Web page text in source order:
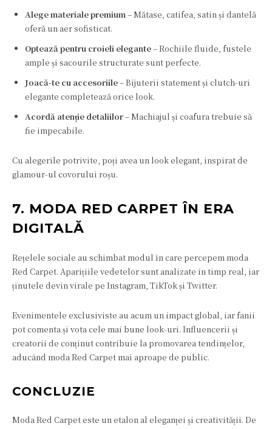
Alege materiale premium– Mătase, catifea, satin și dantelă
oferă un aer sofisticat.
Optează pentru croieli elegante– Rochiile fluide, fustele
ample și sacourile structurate sunt perfecte.
Joacă-te cu accesoriile– Bijuterii statement și clutch-uri
elegante completează orice look.
Acordă atenție detaliilor– Machiajul și coafura trebuie să
fie impecabile.
Cu alegerile potrivite, poți avea un look elegant, inspirat de
glamour-ul covorului roșu.
7. MODA RED CARPET ÎN ERA
DIGITALĂ
Rețelele sociale au schimbat modul în care percepem moda
Red Carpet. Aparițiile vedetelor sunt analizate în timp real, iar
ținutele devin virale pe Instagram, TikTok și Twitter.
Evenimentele exclusiviste au acum un impact global, iar fanii
pot comenta și vota cele mai bune look-uri. Influencerii și
creatorii de conținut contribuie la promovarea tendințelor,
aducând moda Red Carpet mai aproape de public.
CONCLUZIE
Moda Red Carpet este un etalon al eleganței și creativității. De